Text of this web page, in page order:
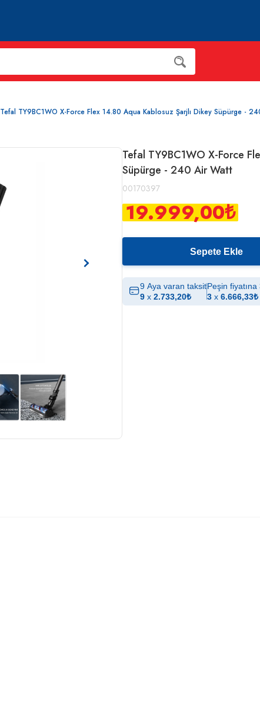
Tefal TY9BC1WO X-Force Flex 14.80 Aqua Kablosuz Şarjlı Dikey Süpürge -
Tefal TY9BC1WO X-Force
Süpürge - 240 Air Watt
00170397
19.999,00₺
Sepete Ekle
9 Aya varan taksit
9 x 2.733,20₺
Peşin
3 x 6.666,33₺